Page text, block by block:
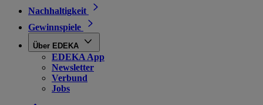
Nachhaltigkeit
Gewinnspiele
Über EDEKA
EDEKA App
Newsletter
Verbund
Jobs